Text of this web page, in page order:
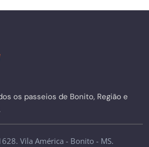
os passeios de Bonito, Região e
Vila América - Bonito - MS.